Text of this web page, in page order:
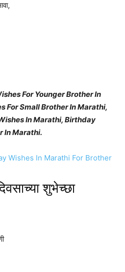
For Younger Brother In
For Small Brother In Marathi,
In Marathi, Birthday
In Marathi.
Wishes In Marathi For Brother
शुभेच्छा